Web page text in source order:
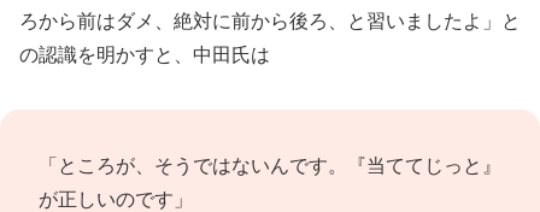
ろから前はダメ、絶対に前から後ろ、と習いましたよ」と
の認識を明かすと、中田氏は
「ところが、そうではないんです。『当ててじっと』
が正しいのです」